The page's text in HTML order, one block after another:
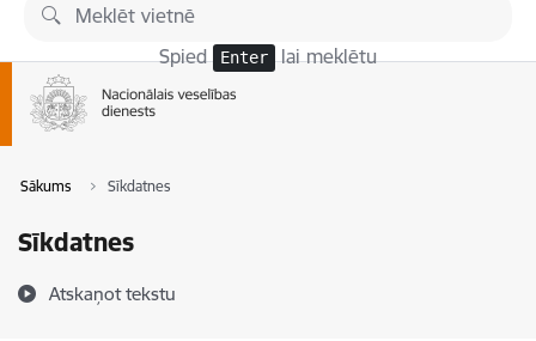
Pāriet uz lapas saturu
Spied Enter lai meklētu
Sākums Sīkdatnes
Sīkdatnes
Atskaņot tekstu